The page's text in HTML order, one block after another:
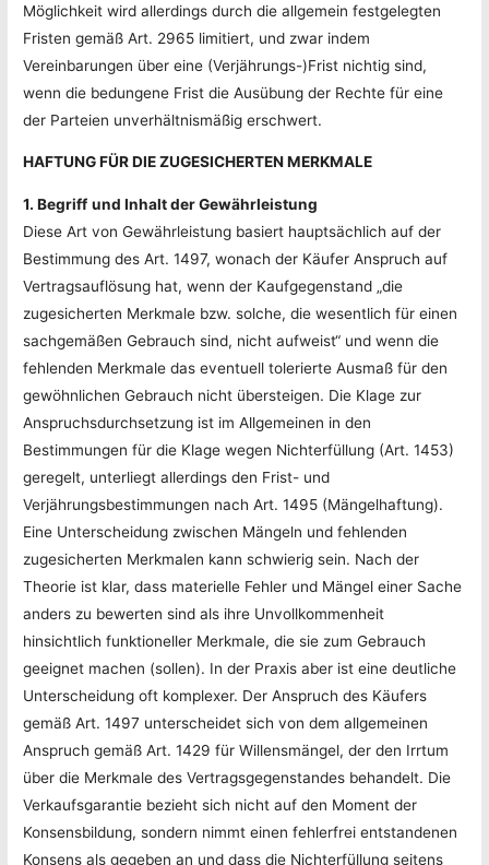
Möglichkeit wird allerdings durch die allgemein festgelegten
Fristen gemäß Art. 2965 limitiert, und zwar indem
Vereinbarungen über eine (Verjährungs-)Frist nichtig sind,
wenn die bedungene Frist die Ausübung der Rechte für eine
der Parteien unverhältnismäßig erschwert.
HAFTUNG FÜR DIE ZUGESICHERTEN MERKMALE
1. Begriff und Inhalt der Gewährleistung
Diese Art von Gewährleistung basiert hauptsächlich auf der
Bestimmung des Art. 1497, wonach der Käufer Anspruch auf
Vertragsauflösung hat, wenn der Kaufgegenstand „die
zugesicherten Merkmale bzw. solche, die wesentlich für einen
sachgemäßen Gebrauch sind, nicht aufweist“ und wenn die
fehlenden Merkmale das eventuell tolerierte Ausmaß für den
gewöhnlichen Gebrauch nicht übersteigen. Die Klage zur
Anspruchsdurchsetzung ist im Allgemeinen in den
Bestimmungen für die Klage wegen Nichterfüllung (Art. 1453)
geregelt, unterliegt allerdings den Frist- und
Verjährungsbestimmungen nach Art. 1495 (Mängelhaftung).
Eine Unterscheidung zwischen Mängeln und fehlenden
zugesicherten Merkmalen kann schwierig sein. Nach der
Theorie ist klar, dass materielle Fehler und Mängel einer Sache
anders zu bewerten sind als ihre Unvollkommenheit
hinsichtlich funktioneller Merkmale, die sie zum Gebrauch
geeignet machen (sollen). In der Praxis aber ist eine deutliche
Unterscheidung oft komplexer. Der Anspruch des Käufers
gemäß Art. 1497 unterscheidet sich von dem allgemeinen
Anspruch gemäß Art. 1429 für Willensmängel, der den Irrtum
über die Merkmale des Vertragsgegenstandes behandelt. Die
Verkaufsgarantie bezieht sich nicht auf den Moment der
Konsensbildung, sondern nimmt einen fehlerfrei entstandenen
Konsens als gegeben an und dass die Nichterfüllung seitens